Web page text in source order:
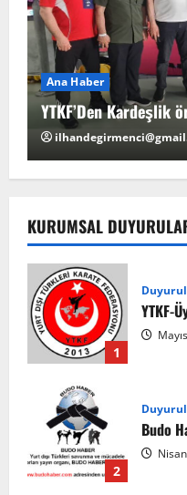
Ana Haber
YTKF’Den Kardeşlik
KURUMSAL
1
YTKF-
2
Budo